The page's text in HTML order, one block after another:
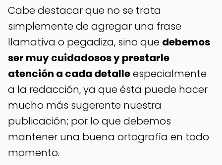
Cabe destacar que no se trata
simplemente de agregar una frase
llamativa o pegadiza, sino que debemos
ser muy cuidadosos y prestarle
atención a cada detalleespecialmente
a la redacción, ya que ésta puede hacer
mucho más sugerente nuestra
publicación; por lo que debemos
mantener una buena ortografía en todo
momento.